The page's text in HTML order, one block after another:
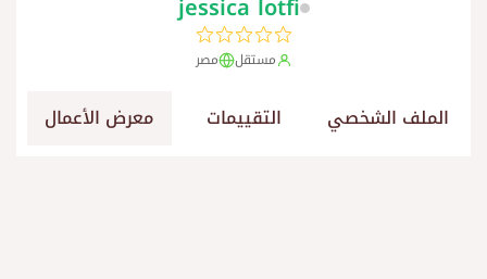
مستقل مصر
الملف الشخصي التقييمات معرض الأعمال